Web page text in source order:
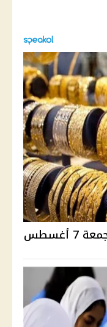
سعر الذهب في مصر اليوم الجمعة 7 أغسطس